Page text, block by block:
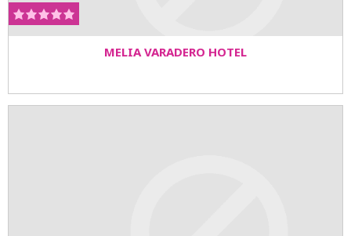
MELIA VARADERO HOTEL